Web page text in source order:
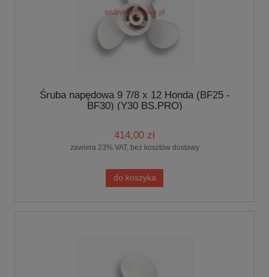
Śruba napędowa 9 7/8 x 12 Honda (BF25 -
BF30) (Y30 BS.PRO)
414,00 zł
zawiera 23% VAT, bez kosztów dostawy
do koszyka